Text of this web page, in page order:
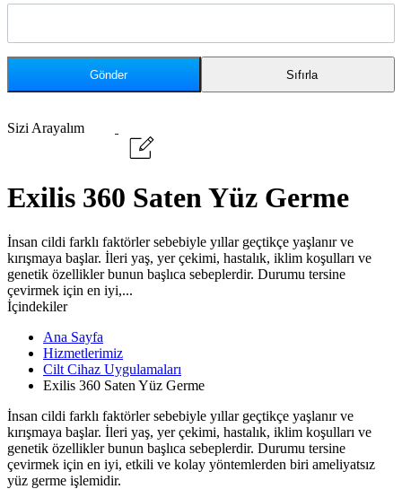
Sizi Arayalım
Exilis 360 Saten Yüz Germe
İnsan cildi farklı faktörler sebebiyle yıllar geçtikçe yaşlanır ve
kırışmaya başlar. İleri yaş, yer çekimi, hastalık, iklim koşulları ve
genetik özellikler bunun başlıca sebeplerdir. Durumu tersine
çevirmek için en iyi,...
İçindekiler
Ana Sayfa
Hizmetlerimiz
Cilt Cihaz Uygulamaları
Exilis 360 Saten Yüz Germe
İnsan cildi farklı faktörler sebebiyle yıllar geçtikçe yaşlanır ve
kırışmaya başlar. İleri yaş, yer çekimi, hastalık, iklim koşulları ve
genetik özellikler bunun başlıca sebeplerdir. Durumu tersine
çevirmek için en iyi, etkili ve kolay yöntemlerden biri ameliyatsız
yüz germe işlemidir.